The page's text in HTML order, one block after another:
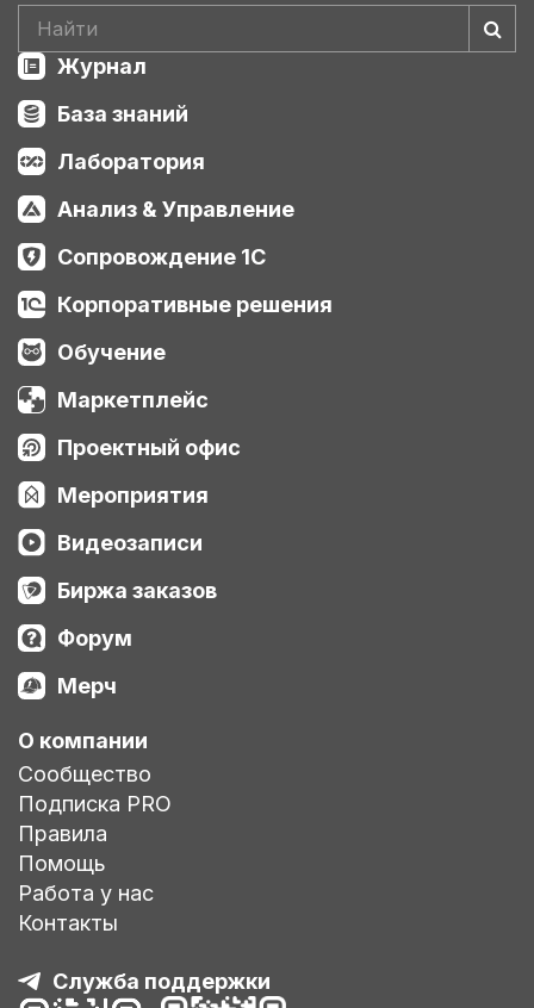
Журнал
База знаний
Лаборатория
Анализ & Управление
Сопровождение 1С
Корпоративные решения
Обучение
Маркетплейс
Проектный офис
Мероприятия
Видеозаписи
Биржа заказов
Форум
Мерч
О компании
Сообщество
Подписка PRO
Правила
Помощь
Работа у нас
Контакты
Служба поддержки